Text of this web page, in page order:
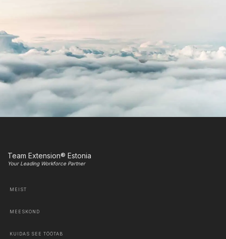
Team Extension® Estonia
Your Leading Workforce Partner
MEIST
MEESKOND
KUIDAS SEE TÖÖTAB